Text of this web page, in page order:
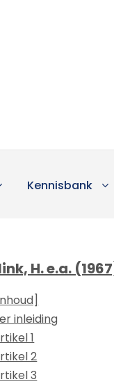
Kennisbank
H. e.a.
inleiding
1
2
3